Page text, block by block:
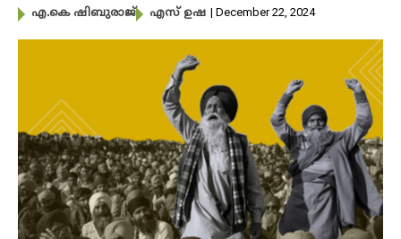
എ.കെ ഷിബുരാജ് എസ് ഉഷ | December 22, 2024